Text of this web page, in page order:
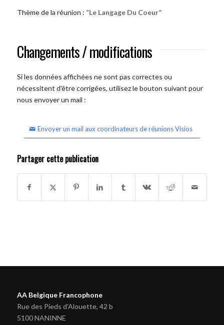
Thème de la réunion : “Le Langage Du Coeur”
Changements / modifications
Si les données affichées ne sont pas correctes ou
nécessitent d'être corrigées, utilisez le bouton suivant pour
nous envoyer un mail :
Envoyer un mail aux coordinateurs de réunions Visios
Partager cette publication
AA Belgique Francophone
Rue des Pieds d'Alouette, 42 b
5100 NANINNE